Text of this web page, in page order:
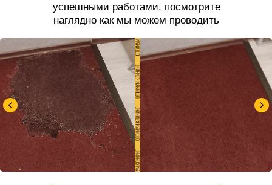
успешными работами, посмотрите
наглядно как мы можем проводить